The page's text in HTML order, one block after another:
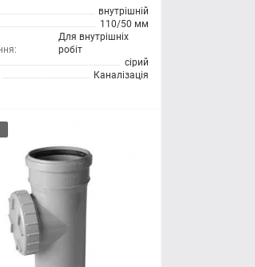
внутрішній
110/50 мм
Для внутрішніх
робіт
сірий
Каналізація